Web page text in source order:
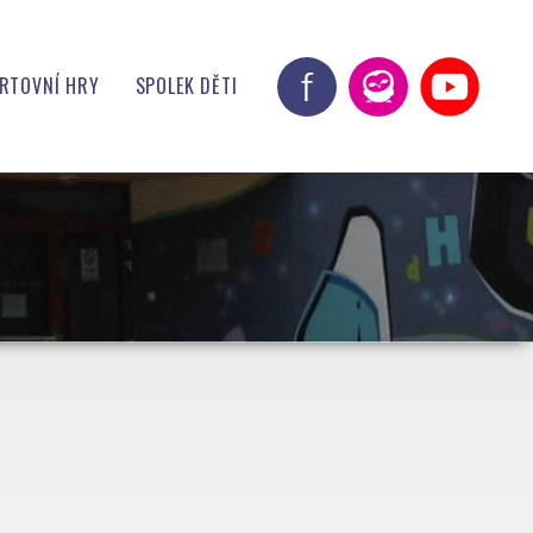
JÍDELNY
HRY
CSH
SPOLEK DĚTI